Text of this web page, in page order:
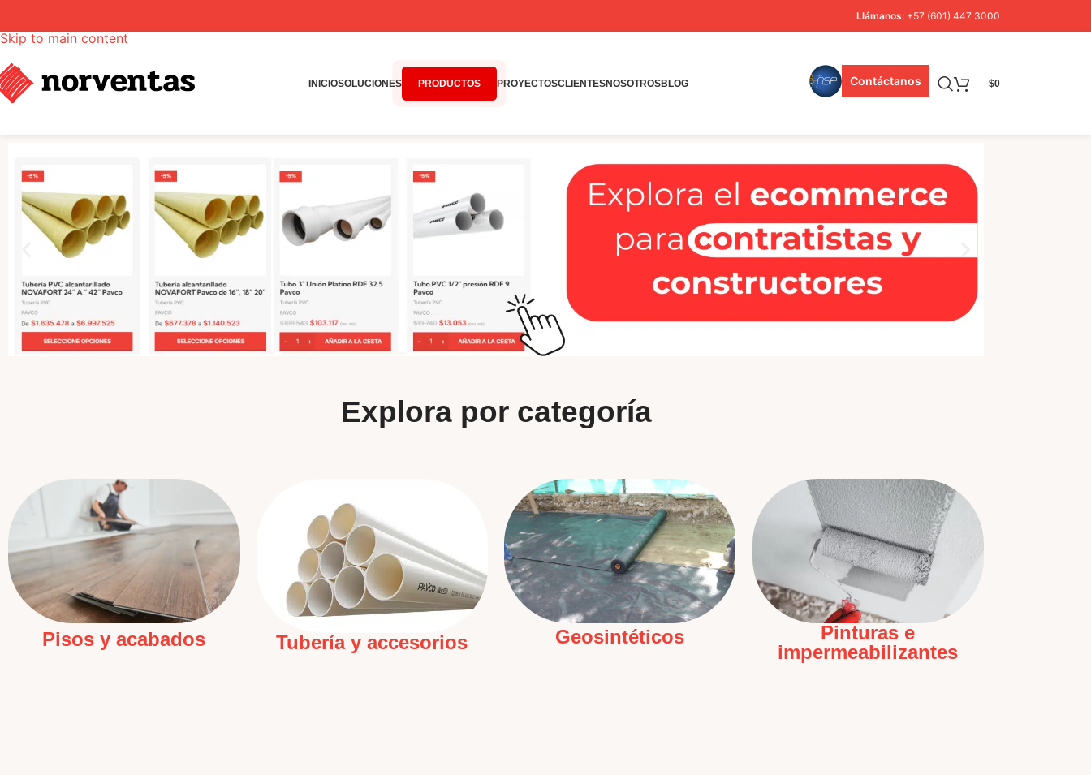
Skip to main content
Llámanos: +57 (601) 447 3000
INICIOSOLUCIONES PRODUCTOS PROYECTOSCLIENTESNOSOTROSBLOG Contáctanos $0
Explora por categoría
Pisos y acabados Tubería y accesorios Geosintéticos
Pinturas e
impermeabilizantes